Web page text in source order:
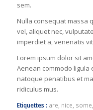
sem.
Nulla consequat massa
vel, aliquet nec,
imperdiet a, venenatis
Lorem ipsum dolor sit
Aenean commodo ligula
natoque penatibus et
ridiculus mus.
Etiquettes : are, nice, some,